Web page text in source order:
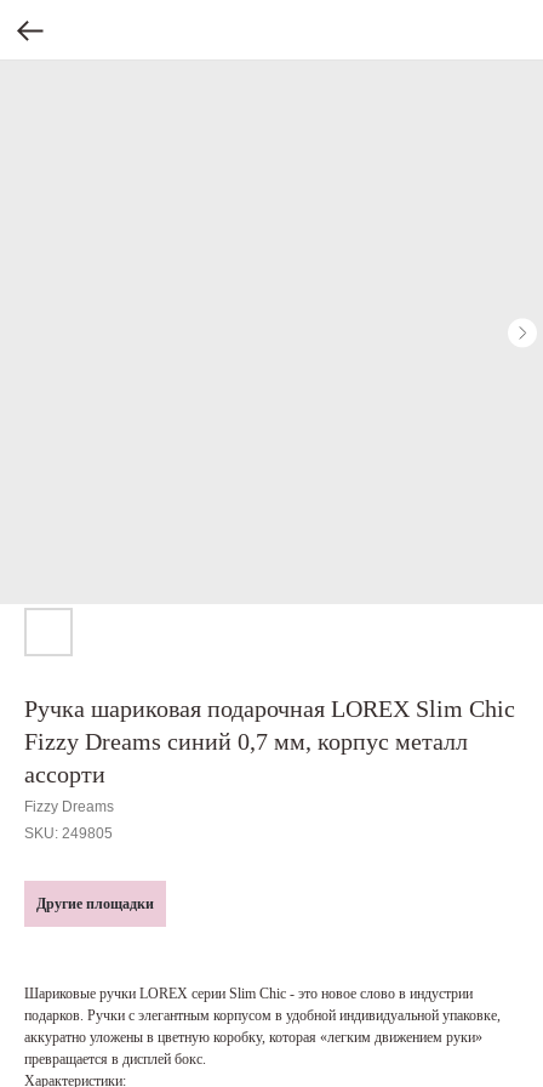
Ручка шариковая подарочная LOREX Slim Chic
Fizzy Dreams синий 0,7 мм, корпус металл
ассорти
Fizzy Dreams
SKU: 249805
Другие площадки
Шариковые ручки LOREX серии Slim Chic - это новое слово в индустрии
подарков. Ручки с элегантным корпусом в удобной индивидуальной упаковке,
аккуратно уложены в цветную коробку, которая «легким движением руки»
превращается в дисплей бокс.
Характеристики: